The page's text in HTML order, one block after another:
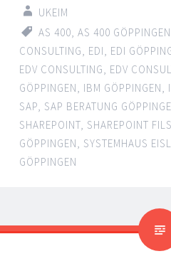
UKEIM
AS 400 AS 400 GÖPPINGEN
CONSULTING
EDI EDI
EDV CONSULTING
EDV
GÖPPINGEN
IBM GÖPPINGEN
SAP SAP BERATUNG
SHAREPOINT SHAREPOINT
GÖPPINGEN
SYSTEMHAUS
GÖPPINGEN